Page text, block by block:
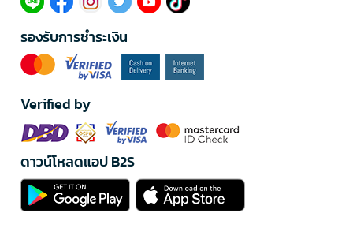
รองรับการชำระเงิน
Verified by
ดาวน์โหลดแอป B2S